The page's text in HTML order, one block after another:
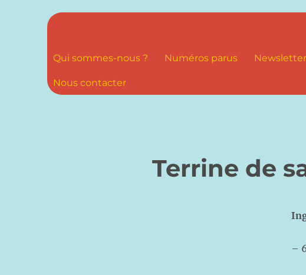
Qui sommes-nous ? Numéros parus Newsletter
Nous contacter
Terrine de
–